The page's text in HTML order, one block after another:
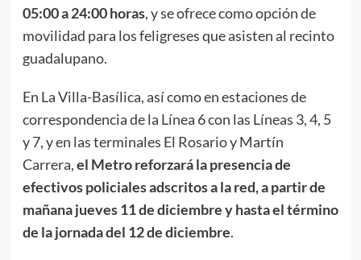
05:00 a 24:00 horas, y se ofrece como opción de
movilidad para los feligreses que asisten al recinto
guadalupano.
En La Villa-Basílica, así como en estaciones de
correspondencia de la Línea 6 con las Líneas 3, 4, 5
y 7, y en las terminales El Rosario y Martín
Carrera,el Metro reforzará la presencia de
efectivos policiales adscritos a la red, a partir de
mañana jueves 11 de diciembre y hasta el término
de la jornada del 12 de diciembre.